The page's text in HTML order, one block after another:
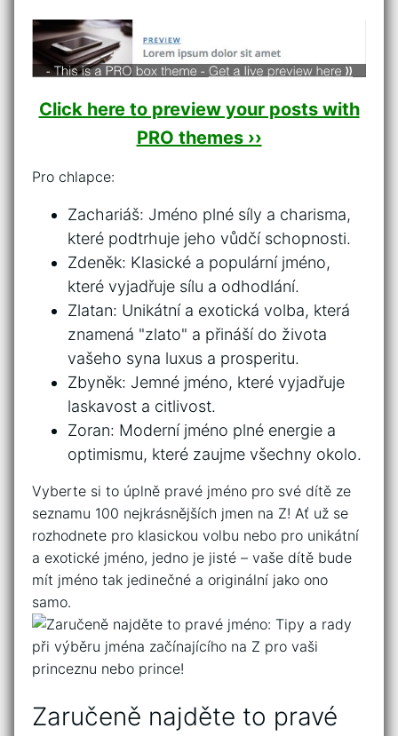
Click here to preview your posts with
PRO themes ››
Pro chlapce:
Zachariáš: Jméno plné⁢ síly a charisma,
které ⁤podtrhuje jeho vůdčí schopnosti.
Zdeněk: Klasické a ⁤populární jméno,
které ‍vyjadřuje sílu a odhodlání.
Zlatan: Unikátní a exotická volba, která⁣
znamená "zlato" a přináší do života
vašeho syna luxus a prosperitu.
Zbyněk: Jemné jméno, které vyjadřuje
laskavost a citlivost.
Zoran: ⁤Moderní jméno plné energie a
optimismu, ​které ​zaujme všechny okolo.
Vyberte si to úplně pravé jméno pro své⁤ dítě ze
seznamu 100 nejkrásnějších ⁢jmen na‍ Z!⁤ Ať už se
rozhodnete​ pro klasickou volbu nebo pro unikátní
a exotické ‍jméno, jedno je jisté – vaše dítě bude
mít jméno tak jedinečné a originální jako ono
samo.
Zaručeně najděte​ to pravé